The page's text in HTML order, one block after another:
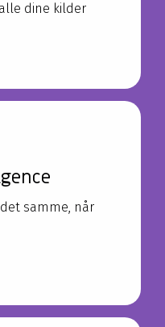
dine kilder
samme, når